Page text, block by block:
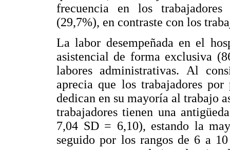
frecuencia en los
(29,7%), en contraste con los
La labor desempeñada en el
asistencial de forma exclusiva
labores administrativas. Al
aprecia que los trabajadores
dedican en su mayoría al trabajo
trabajadores tienen una
7,04 SD = 6,10), estando la
seguido por los rangos de 6 a